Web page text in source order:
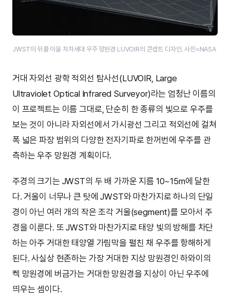
JWST의 뒤를 이을 차차세대 우주 망원경 LUVOIR의 콘셉트 디자인. 사진=NASA
거대 자외선 광학 적외선 탐사선(LUVOIR, Large
Ultraviolet Optical Infrared Surveyor)라는 엄청난 이름의
이 프로젝트는 이름 그대로, 단순히 한 종류의 빛으로 우주를
보는 것이 아니라 자외선에서 가시광선 그리고 적외선에 걸쳐
폭 넓은 파장 범위의 다양한 전자기파로 한꺼번에 우주를 관
측하는 우주 망원경 계획이다.
주경의 크기는 JWST의 두 배 가까운 지름 10~15m에 달한
다. 거울이 너무나 큰 탓에 JWST와 마찬가지로 하나의 단일
경이 아닌 여러 개의 작은 조각 거울(segment)를 모아서 주
경을 이룬다. 또 JWST와 마찬가지로 태양 빛의 방해를 차단
하는 아주 거대한 태양열 가림막을 펼친 채 우주를 항해하게
된다. 사실상 현존하는 가장 거대한 지상 망원경인 하와이의
켁 망원경에 버금가는 거대한 망원경을 지상이 아닌 우주에
띄우는 셈이다.